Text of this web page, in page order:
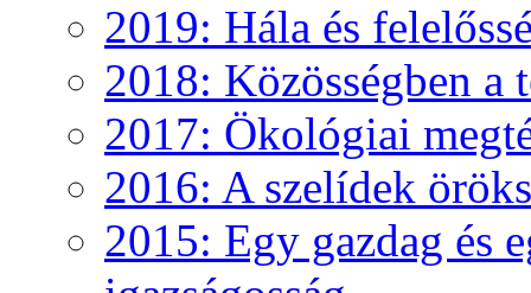
2019: Hála és
2018: Közösségben a
2017: Ökológiai
2016: A szelídek
2015: Egy gazdag és